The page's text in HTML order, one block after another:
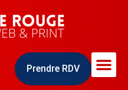
Prendre RDV